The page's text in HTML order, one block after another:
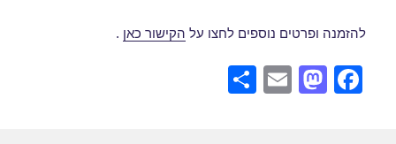
להזמנה ופרטים נוספים לחצו על הקישור כאן .
F
M
E